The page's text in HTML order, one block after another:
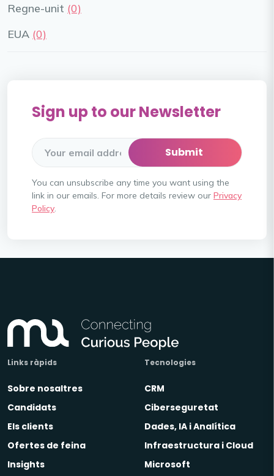
Regne-unit (0)
EUA (0)
Sign up to our Newsletter
You can unsubscribe any time you want using the
link in our emails. For more details review our Privacy
Policy.
Links ràpids
Sobre nosaltres
Candidats
Els clients
Ofertes de feina
Insights
Tecnologies
CRM
Ciberseguretat
Dades, IA i Analítica
Infraestructura i Cloud
Microsoft